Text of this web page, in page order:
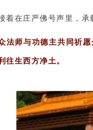
着在庄严佛号声里，
法师与功德主共同祈
往生西方净土。